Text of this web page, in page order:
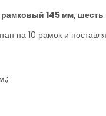
145 мм, шесть
на 10 рамок и